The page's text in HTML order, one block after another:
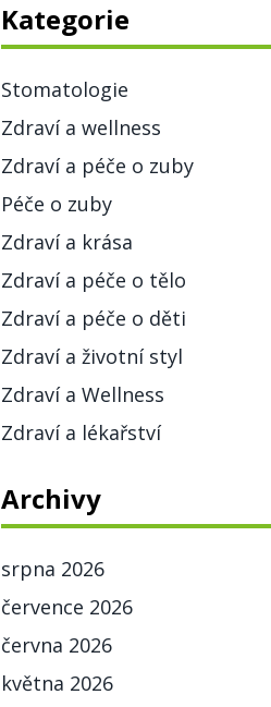
Kategorie
Stomatologie
Zdraví a wellness
Zdraví a péče o zuby
Péče o zuby
Zdraví a krása
Zdraví a péče o tělo
Zdraví a péče o děti
Zdraví a životní styl
Zdraví a Wellness
Zdraví a lékařství
Archivy
srpna 2026
července 2026
června 2026
května 2026